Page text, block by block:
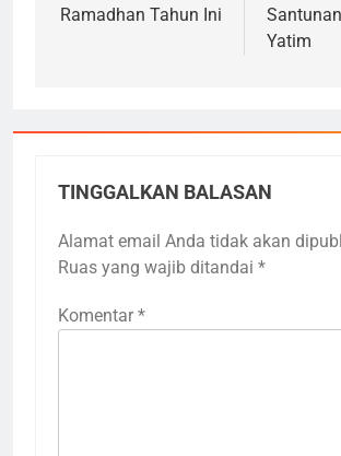
Ramadhan Tahun Ini
Yatim
TINGGALKAN BALASAN
Alamat email Anda tidak akan
Ruas yang wajib ditandai *
Komentar *